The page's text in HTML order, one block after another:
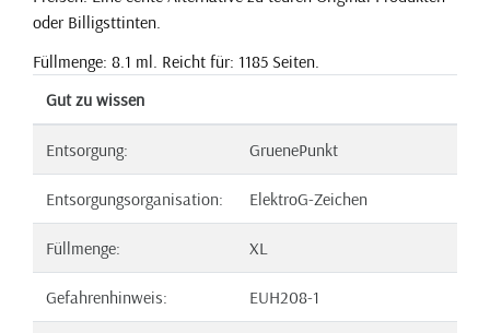
oder Billigsttinten.
Füllmenge: 8.1 ml. Reicht für: 1185 Seiten.
Gut zu wissen
Entsorgung: GruenePunkt
Entsorgungsorganisation: ElektroG-Zeichen
Füllmenge: XL
Gefahrenhinweis: EUH208-1